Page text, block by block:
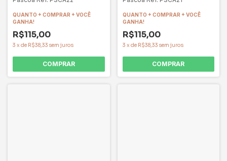
QUANTO + COMPRAR + VOCÊ
GANHA!
R$115,00
3 x de R$38,33 sem juros
COMPRAR
QUANTO + COMPRAR + VOCÊ
GANHA!
R$115,00
3 x de R$38,33 sem juros
COMPRAR